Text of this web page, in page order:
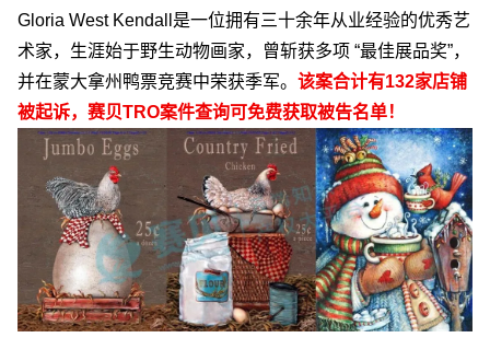
Gloria West Kendall 是一位拥有三十余年从业经验的优秀艺
术家，生涯始于野生动物画家，曾斩获多项 “最佳展品奖”，
并在蒙大拿州鸭票竞赛中荣获季军。 该案合计有132家店铺
被起诉，赛贝TRO案件查询可免费获取被告名单！